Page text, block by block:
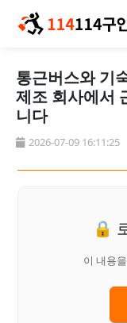
통근버스와 기
제조 회사에서
니다
2026-07-09 16:11:25
🔒
이 내용